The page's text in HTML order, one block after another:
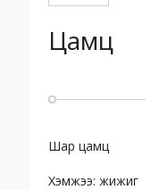
Цамц
Шар цамц
Хэмжээ: жижиг